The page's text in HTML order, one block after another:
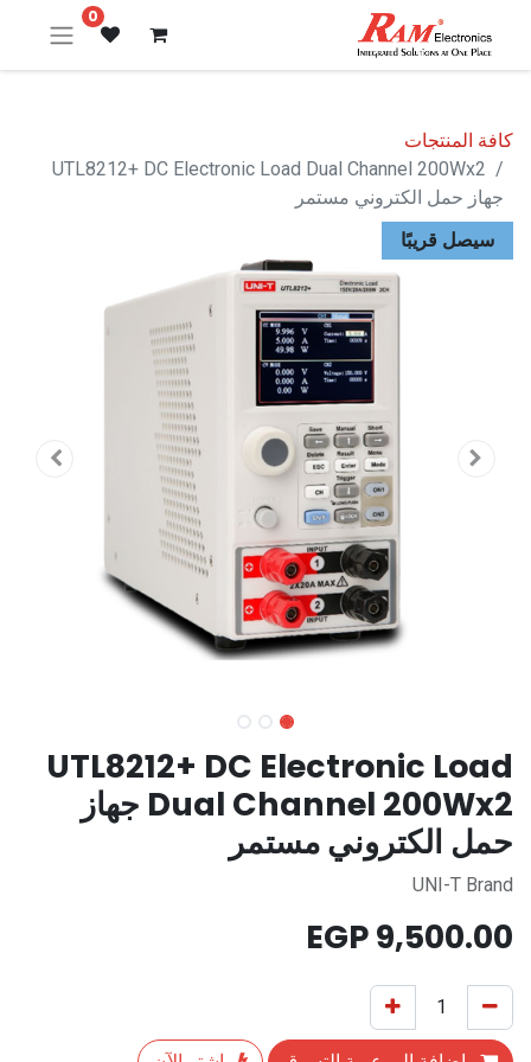
0
كافة المنتجات
UTL8212+ DC Electronic Load Dual Channel 200Wx2
جهاز حمل الكتروني مستمر
سيصل قريبًا
UTL8212+ DC Electronic Load
Dual Channel 200Wx2 جهاز
حمل الكتروني مستمر
UNI-T Brand
9,500.00